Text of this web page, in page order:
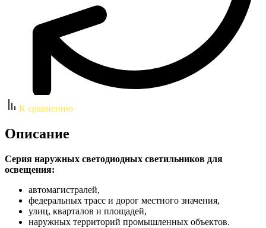
К сравнению
Описание
Серия наружных светодиодных светильников для
освещения:
автомагистралей,
федеральных трасс и дорог местного значения,
улиц, кварталов и площадей,
наружных территорий промышленных объектов.